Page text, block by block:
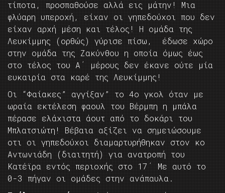
τίποτα, προσπαθούσε αλλά εις μάτην! Μια
φλύαρη υπεροχή, είχαν οι γηπεδούχοι που δεν
είχαν αρχή μέση και τέλος! Η ομάδα της
Λευκίμμης (ορθώς) γύρισε πίσω, έδωσε χώρο
στην ομάδα της Ζακύνθου η οποία όμως έως
στο τέλος του Α΄ μέρους δεν έκανε ούτε μία
ευκαιρία στα καρέ της Λευκίμμης!
Οι “Φαίακες” αγγίξαν” το 4ο γκολ όταν με
ωραία εκτέλεση φαουλ του Βέρμπη η μπάλα
πέρασε ελάχιστα άουτ από το δοκάρι του
Μπλατσιώτη! Βέβαια αξίζει να σημειώσουμε
οτι οι γηπεδούχοι διαμαρτυρήθηκαν στον κο
Αντωνιάδη (διαιτητή) για ανατροπή του
Κατέϊρα εντός περιοχής στο 17΄ Με αυτό το
0-3 πήγαν οι ομάδες στην ανάπαυλα.